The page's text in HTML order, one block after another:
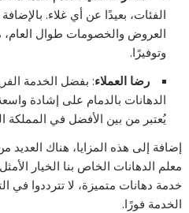
الفئات، بعيدًا عن أي غلاء.
العروض والخصومات طوال العام،
وتوفيرًا.
رضا العملاء: بفضل الخدمة
الدهانات بالدمام على إشادة
يُعتبر من بين الأفضل في المملكة
إضافة إلى هذه المزايا، هناك
معلم الدهانات الخاص بنا الخيار
خدمة دهانات متميزة، لا تترددوا في
الخدمة فورًا.